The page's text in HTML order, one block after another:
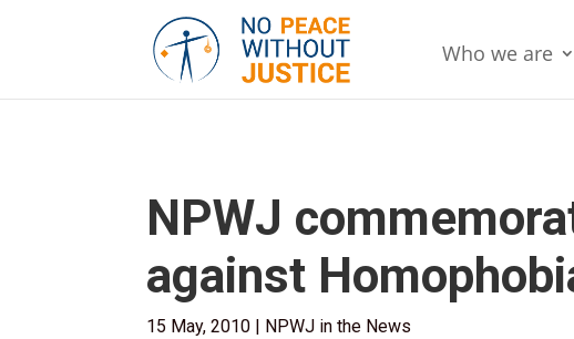
Who we are
NPWJ
against
15 May, 2010 NPWJ in the News